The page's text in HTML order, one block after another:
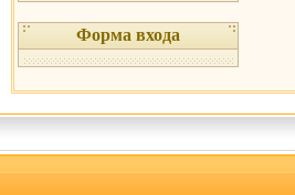
Форма входа